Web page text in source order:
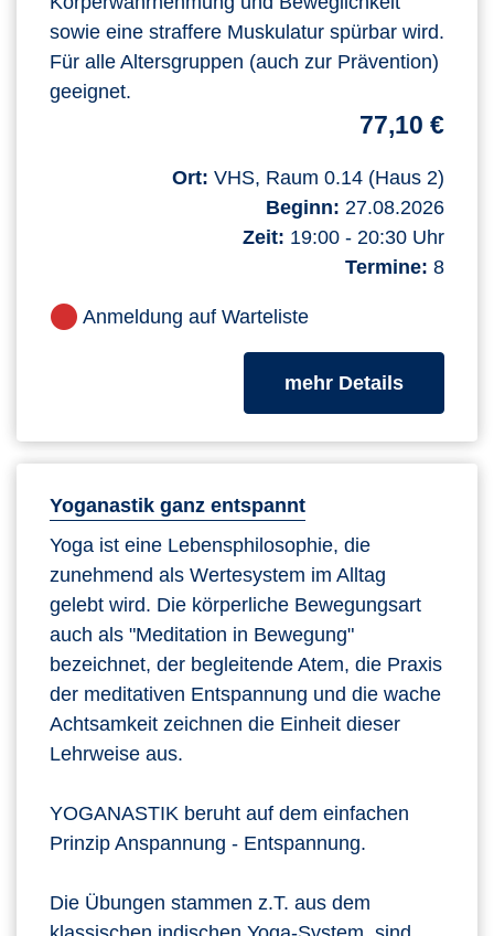
sowie eine straffere Muskulatur spürbar wird.
Für alle Altersgruppen (auch zur Prävention)
geeignet.
77,10 €
Ort: VHS, Raum 0.14 (Haus 2)
Beginn: 27.08.2026
Zeit: 19:00 - 20:30 Uhr
Termine: 8
Anmeldung auf Warteliste
mehr Detailszum
Yoganastik ganz entspannt
Yoga ist eine Lebensphilosophie, die
zunehmend als Wertesystem im Alltag
gelebt wird. Die körperliche Bewegungsart
auch als "Meditation in Bewegung"
bezeichnet, der begleitende Atem, die Praxis
der meditativen Entspannung und die wache
Achtsamkeit zeichnen die Einheit dieser
Lehrweise aus.
YOGANASTIK beruht auf dem einfachen
Prinzip Anspannung - Entspannung.
Die Übungen stammen z.T. aus dem